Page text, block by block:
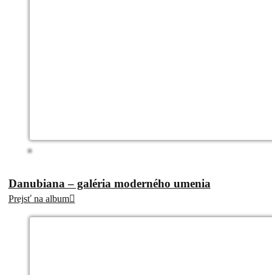
Danubiana – galéria moderného umenia
Prejsť na album